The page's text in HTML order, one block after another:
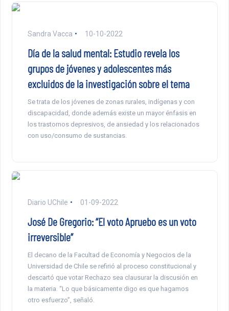
Sandra Vacca 10-10-2022
Día de la salud mental: Estudio revela los
grupos de jóvenes y adolescentes más
excluidos de la investigación sobre el tema
Se trata de los jóvenes de zonas rurales, indígenas y con
discapacidad, donde además existe un mayor énfasis en
los trastornos depresivos, de ansiedad y los relacionados
con uso/consumo de sustancias.
Diario UChile 01-09-2022
José De Gregorio: “El voto Apruebo es un voto
irreversible”
El decano de la Facultad de Economía y Negocios de la
Universidad de Chile se refirió al proceso constitucional y
descartó que votar Rechazo sea clausurar la discusión en
la materia. “Lo que básicamente digo es que hagamos
otro esfuerzo”, señaló.